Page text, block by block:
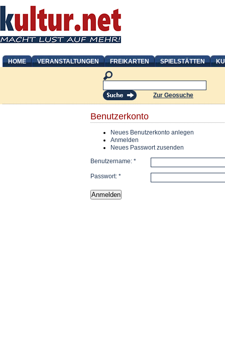
HOME VERANSTALTUNGEN FREIKARTEN SPIELSTÄTTEN
Zur Geosuche
Benutzerkonto
Neues Benutzerkonto anlegen
Anmelden
Neues Passwort zusenden
Benutzername: *
Passwort: *